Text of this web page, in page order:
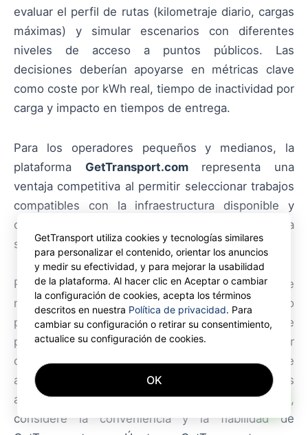
evaluar el perfil de rutas (kilometraje diario, cargas
máximas) y simular escenarios con diferentes
niveles de acceso a puntos públicos. Las
decisiones deberían apoyarse en métricas clave
como coste por kWh real, tiempo de inactividad por
carga y impacto en tiempos de entrega.
Para los operadores pequeños y medianos, la
plataforma GetTransport.comrepresenta una
ventaja competitiva al permitir seleccionar trabajos
compatibles con la infraestructura disponible y
ofrecer alternativas cuando la red pública no sea
suficiente.
Proyección: la noticia sobre estrategias mixtas de
recarga puede tener un impacto limitado a corto
plazo en la logística global, pero resulta relevante
para operadores regionales que busquen optimizar
costes y fiabilidad. GetTransport.com se mantiene
atento a estos cambios para ayudar a sus usuarios
a adaptarse. Para su próximo transporte de carga,
considere la conveniencia y la fiabilidad de
GetTransport utiliza cookies y tecnologías similares
para personalizar el contenido, orientar los anuncios
y medir su efectividad, y para mejorar la usabilidad
de la plataforma. Al hacer clic en Aceptar o cambiar
la configuración de cookies, acepta los términos
descritos en nuestra Política de privacidad. Para
cambiar su configuración o retirar su consentimiento,
actualice su configuración de cookies.
OK
AI